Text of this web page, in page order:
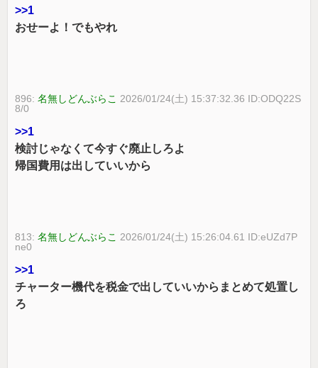
>>1
おせーよ！でもやれ
896:名無しどんぶらこ 2026/01/24(土) 15:37:32.36 ID:ODQ22S
8/0
>>1
検討じゃなくて今すぐ廃止しろよ
帰国費用は出していいから
813:名無しどんぶらこ 2026/01/24(土) 15:26:04.61 ID:eUZd7P
ne0
>>1
チャーター機代を税金で出していいからまとめて処置し
ろ